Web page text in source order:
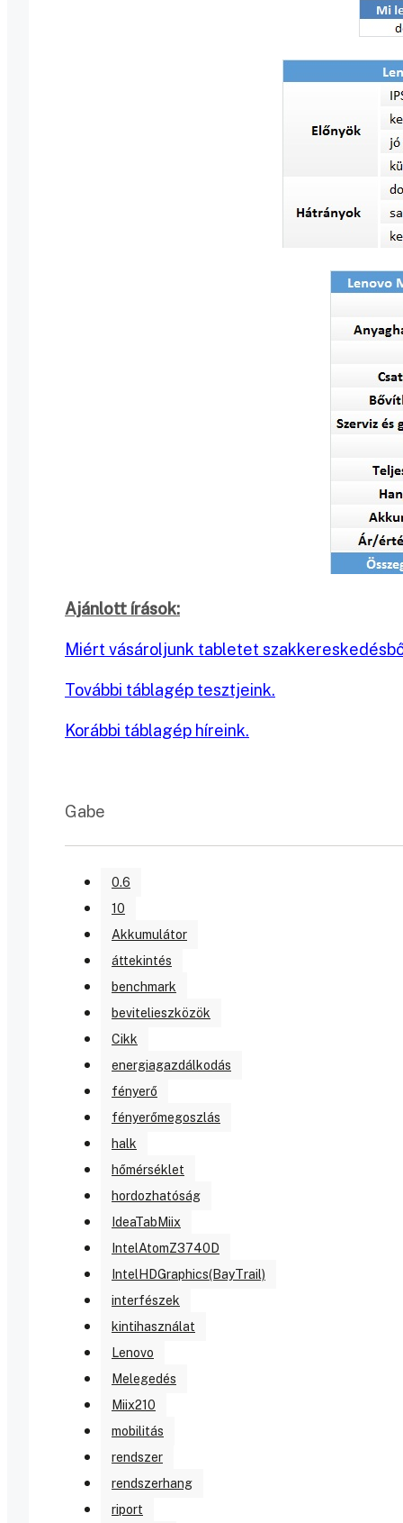
Ajánlott írások:
Miért vásároljunk tabletet
További táblagép tesztjeink.
Korábbi táblagép híreink.
Gabe
0.6
10
Akkumulátor
áttekintés
benchmark
bevitelieszközök
Cikk
energiagazdálkodás
fényerő
fényerőmegoszlás
halk
hőmérséklet
hordozhatóság
IdeaTabMiix
IntelAtomZ3740D
IntelHDGraphics(BayTrail)
interfészek
kintihasználat
Lenovo
Melegedés
Miix210
mobilitás
rendszer
rendszerhang
riport